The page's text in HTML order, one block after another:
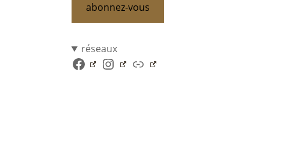
abonnez-vous
réseaux
Facebook
Instagram
Lien